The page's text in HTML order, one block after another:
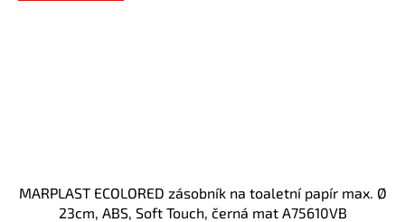
MARPLAST ECOLORED zásobník na toaletní papír max. Ø
23cm, ABS, Soft Touch, černá mat A75610VB